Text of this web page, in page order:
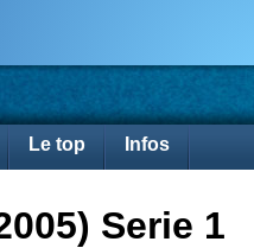
Le top Infos
Serie 1